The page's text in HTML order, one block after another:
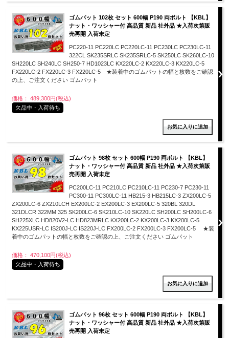
ゴムパット 102枚 セット 600幅 P190 両ボルト 【KBL】
ナット・ワッシャー付 高品質 新品 社外品 ★入荷次第販
売再開 入荷未定
PC220-11 PC220LC PC220LC-11 PC230LC PC230LC-11
322CL SK235SRLC SK235SRLC-5 SK250LC SK260LC-10
SH220LC SH240LC SH250-7 HD1023LC KX220LC-2 KX220LC-3 KX220LC-5
FX220LC-2 FX220LC-3 FX220LC-5 ★装着中のゴムパットの幅と枚数をご確認
の上、ご注文ください ゴムパット
価格： 489,300円(税込)
欠品中・入荷待ち
ゴムパット 98枚 セット 600幅 P190 両ボルト 【KBL】
ナット・ワッシャー付 高品質 新品 社外品 ★入荷次第販
売再開 入荷未定
PC200LC-11 PC210LC PC210LC-11 PC230-7 PC230-11
PC300-11 PC300LC-11 HB215-3 HB215LC-3 ZX200LC-5
ZX200LC-6 ZX210LCH EX200LC-2 EX200LC-3 EX200LC-5 320BL 320DL
321DLCR 322MM 325 SK200LC-6 SK210LC-10 SK220LC SH200LC SH200LC-6
SH225XLC HD820V2-LC HD823MRLC KX200LC-2 KX200LC-3 KX200LC-5
KX225USR-LC IS200J-LC IS220J-LC FX200LC-2 FX200LC-3 FX200LC-5 ★装
着中のゴムパットの幅と枚数をご確認の上、ご注文ください ゴムパット
価格： 470,100円(税込)
欠品中・入荷待ち
ゴムパット 96枚 セット 600幅 P190 両ボルト 【KBL】
ナット・ワッシャー付 高品質 新品 社外品 ★入荷次第販
売再開 入荷未定